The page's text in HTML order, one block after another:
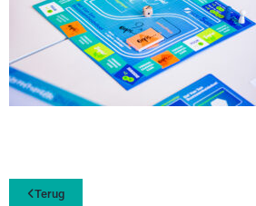
Terug